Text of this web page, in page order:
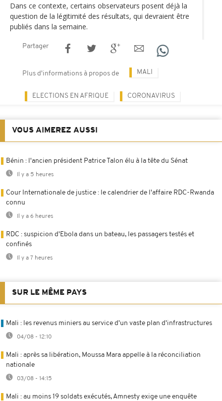
Dans ce contexte, certains observateurs posent déjà la
question de la légitimité des résultats, qui devraient être
publiés dans la semaine.
Partager
Plus d'informations à propos de MALI
ELECTIONS EN AFRIQUE CORONAVIRUS
VOUS AIMEREZ AUSSI
Bénin : l'ancien président Patrice Talon élu à la tête du Sénat
Il y a 5 heures
Cour Internationale de justice : le calendrier de l'affaire RDC-Rwanda
connu
Il y a 6 heures
RDC : suspicion d'Ebola dans un bateau, les passagers testés et
confinés
Il y a 7 heures
SUR LE MÊME PAYS
Mali : les revenus miniers au service d'un vaste plan d'infrastructures
04/08 - 12:10
Mali : après sa libération, Moussa Mara appelle à la réconciliation
nationale
03/08 - 14:15
Mali : au moins 19 soldats exécutés, Amnesty exige une enquête